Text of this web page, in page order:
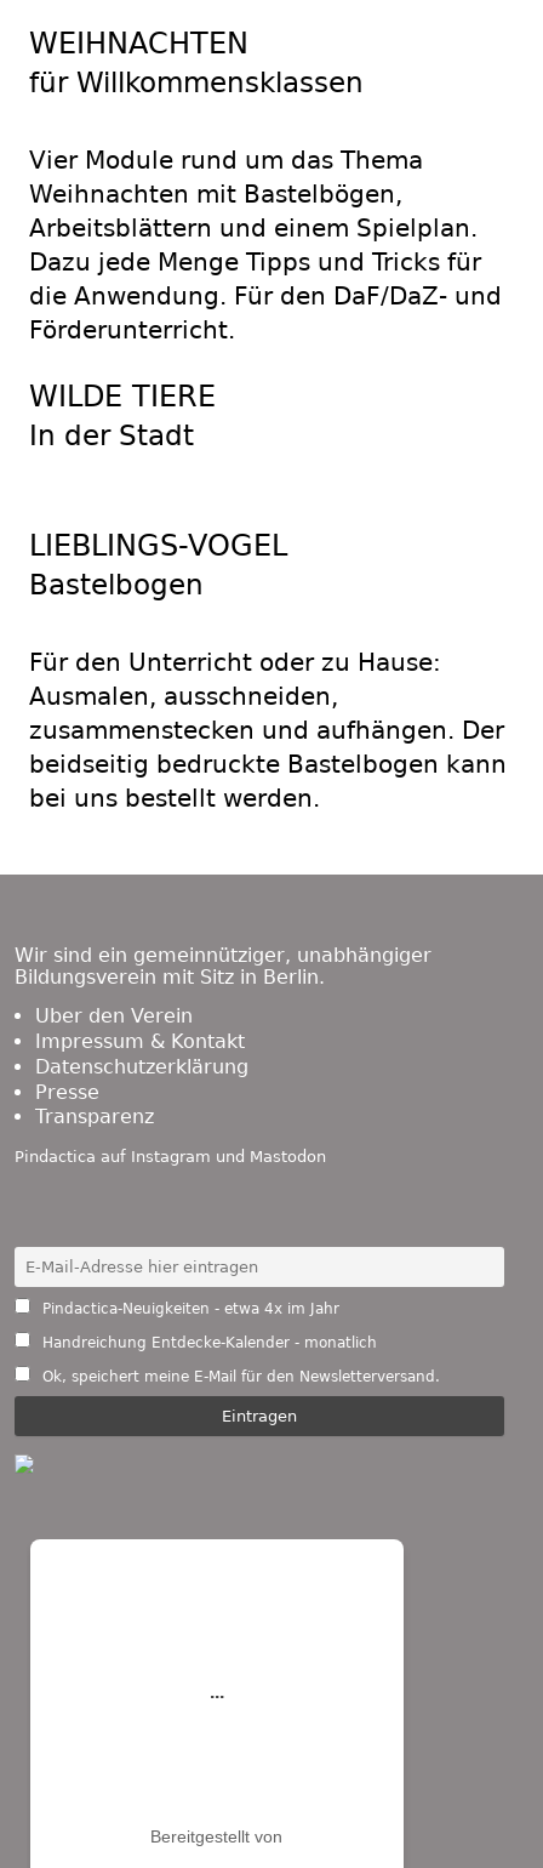
WEIHNACHTEN
für Willkommensklassen
Vier Module rund um das Thema
Weihnachten mit Bastelbögen,
Arbeitsblättern und einem Spielplan.
Dazu jede Menge Tipps und Tricks für
die Anwendung. Für den DaF/DaZ- und
Förderunterricht.
WILDE TIERE
In der Stadt
LIEBLINGS-VOGEL
Bastelbogen
Für den Unterricht oder zu Hause:
Ausmalen, ausschneiden,
zusammenstecken und aufhängen. Der
beidseitig bedruckte Bastelbogen kann
bei uns bestellt werden.
Wir sind ein gemeinnütziger, unabhängiger
Bildungsverein mit Sitz in Berlin.
Über den Verein
Impressum & Kontakt
Datenschutzerklärung
Presse
Transparenz
Pindactica auf Instagram und Mastodon
Pindactica-Neuigkeiten - etwa 4x im Jahr
Handreichung Entdecke-Kalender - monatlich
Ok, speichert meine E-Mail für den Newsletterversand.